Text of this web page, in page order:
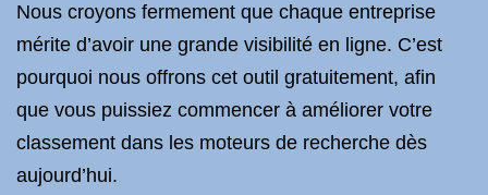
Nous croyons fermement que chaque entreprise
mérite d’avoir une grande visibilité en ligne. C’est
pourquoi nous offrons cet outil gratuitement, afin
que vous puissiez commencer à améliorer votre
classement dans les moteurs de recherche dès
aujourd’hui.